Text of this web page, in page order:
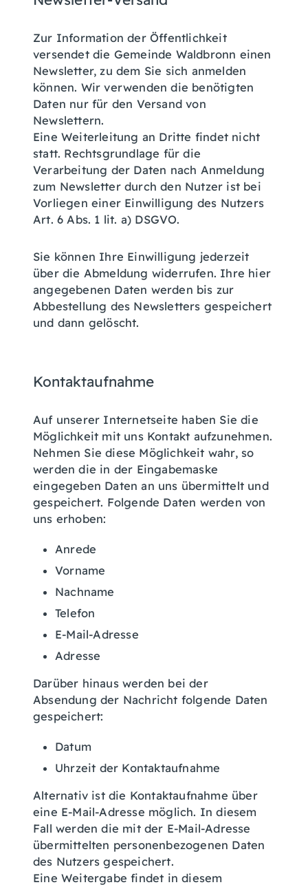
Zur Information der Öffentlichkeit
versendet die Gemeinde Waldbronn einen
Newsletter, zu dem Sie sich anmelden
können. Wir verwenden die benötigten
Daten nur für den Versand von
Newslettern.
Eine Weiterleitung an Dritte findet nicht
statt. Rechtsgrundlage für die
Verarbeitung der Daten nach Anmeldung
zum Newsletter durch den Nutzer ist bei
Vorliegen einer Einwilligung des Nutzers
Art. 6 Abs. 1 lit. a) DSGVO.
Sie können Ihre Einwilligung jederzeit
über die Abmeldung widerrufen. Ihre hier
angegebenen Daten werden bis zur
Abbestellung des Newsletters gespeichert
und dann gelöscht.
Kontaktaufnahme
Auf unserer Internetseite haben Sie die
Möglichkeit mit uns Kontakt aufzunehmen.
Nehmen Sie diese Möglichkeit wahr, so
werden die in der Eingabemaske
eingegeben Daten an uns übermittelt und
gespeichert. Folgende Daten werden von
uns erhoben:
Anrede
Vorname
Nachname
Telefon
E-Mail-Adresse
Adresse
Darüber hinaus werden bei der
Absendung der Nachricht folgende Daten
gespeichert:
Datum
Uhrzeit der Kontaktaufnahme
Alternativ ist die Kontaktaufnahme über
eine E-Mail-Adresse möglich. In diesem
Fall werden die mit der E-Mail-Adresse
übermittelten personenbezogenen Daten
des Nutzers gespeichert.
Eine Weitergabe findet in diesem